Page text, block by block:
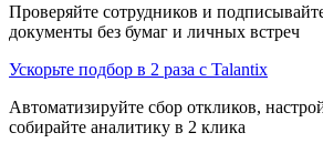
Проверяйте сотрудников и
документы без бумаг и личных встреч
Ускорьте подбор в 2 раза с Talantix
Автоматизируйте сбор откликов,
собирайте аналитику в 2 клика